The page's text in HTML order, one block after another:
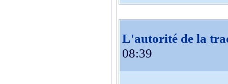
L'autorité de la
08:39